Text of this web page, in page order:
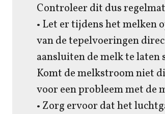
Controleer dit dus
• Let er tijdens het melken
van de tepelvoeringen
aansluiten de melk te laten
Komt de melkstroom niet
voor een probleem met de
• Zorg ervoor dat het